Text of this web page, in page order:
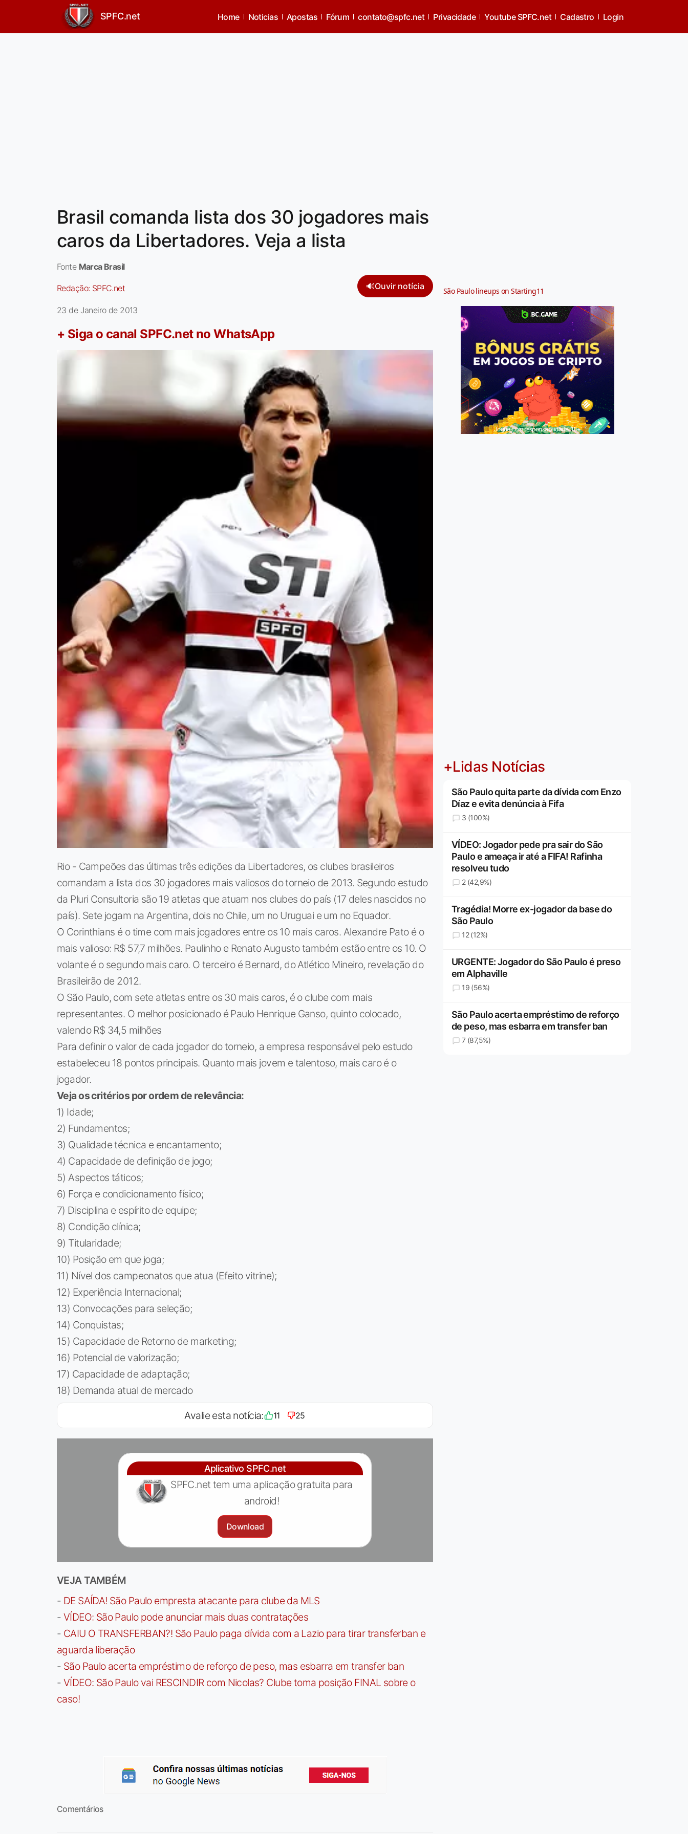
SPFC.net Home Noticias Apostas Fórum contato@spfc.net Privacidade Youtube SPFC.net Cadastro Login
Brasil comanda lista dos 30 jogadores mais
caros da Libertadores. Veja a lista
Fonte Marca Brasil
Redação: SPFC.net 🔊Ouvir notícia
23 de Janeiro de 2013
+ Siga o canal SPFC.net no WhatsApp
Rio - Campeões das últimas três edições da Libertadores, os clubes brasileiros
comandam a lista dos 30 jogadores mais valiosos do torneio de 2013. Segundo estudo
da Pluri Consultoria são 19 atletas que atuam nos clubes do país (17 deles nascidos no
país). Sete jogam na Argentina, dois no Chile, um no Uruguai e um no Equador.
O Corinthians é o time com mais jogadores entre os 10 mais caros. Alexandre Pato é o
mais valioso: R$ 57,7 milhões. Paulinho e Renato Augusto também estão entre os 10. O
volante é o segundo mais caro. O terceiro é Bernard, do Atlético Mineiro, revelação do
Brasileirão de 2012.
O São Paulo, com sete atletas entre os 30 mais caros, é o clube com mais
representantes. O melhor posicionado é Paulo Henrique Ganso, quinto colocado,
valendo R$ 34,5 milhões
Para definir o valor de cada jogador do torneio, a empresa responsável pelo estudo
estabeleceu 18 pontos principais. Quanto mais jovem e talentoso, mais caro é o
jogador.
Veja os critérios por ordem de relevância:
1) Idade;
2) Fundamentos;
3) Qualidade técnica e encantamento;
4) Capacidade de definição de jogo;
5) Aspectos táticos;
6) Força e condicionamento físico;
7) Disciplina e espírito de equipe;
8) Condição clínica;
9) Titularidade;
10) Posição em que joga;
11) Nível dos campeonatos que atua (Efeito vitrine);
12) Experiência Internacional;
13) Convocações para seleção;
14) Conquistas;
15) Capacidade de Retorno de marketing;
16) Potencial de valorização;
17) Capacidade de adaptação;
18) Demanda atual de mercado
Avalie esta notícia: 11 25
Aplicativo SPFC.net
SPFC.net tem uma aplicação gratuita para
android!
Download
VEJA TAMBÉM
- DE SAÍDA! São Paulo empresta atacante para clube da MLS
- VÍDEO: São Paulo pode anunciar mais duas contratações
- CAIU O TRANSFERBAN?! São Paulo paga dívida com a Lazio para tirar transferban e
aguarda liberação
- São Paulo acerta empréstimo de reforço de peso, mas esbarra em transfer ban
- VÍDEO: São Paulo vai RESCINDIR com Nicolas? Clube toma posição FINAL sobre o
caso!
Comentários
São Paulo lineups on Starting11
Jogue com responsabilidade. 18+
+Lidas Notícias
São Paulo quita parte da dívida com Enzo
Díaz e evita denúncia à Fifa
3 (100%)
VÍDEO: Jogador pede pra sair do São
Paulo e ameaça ir até a FIFA! Rafinha
resolveu tudo
2 (42,9%)
Tragédia! Morre ex-jogador da base do
São Paulo
12 (12%)
URGENTE: Jogador do São Paulo é preso
em Alphaville
19 (56%)
São Paulo acerta empréstimo de reforço
de peso, mas esbarra em transfer ban
7 (87,5%)